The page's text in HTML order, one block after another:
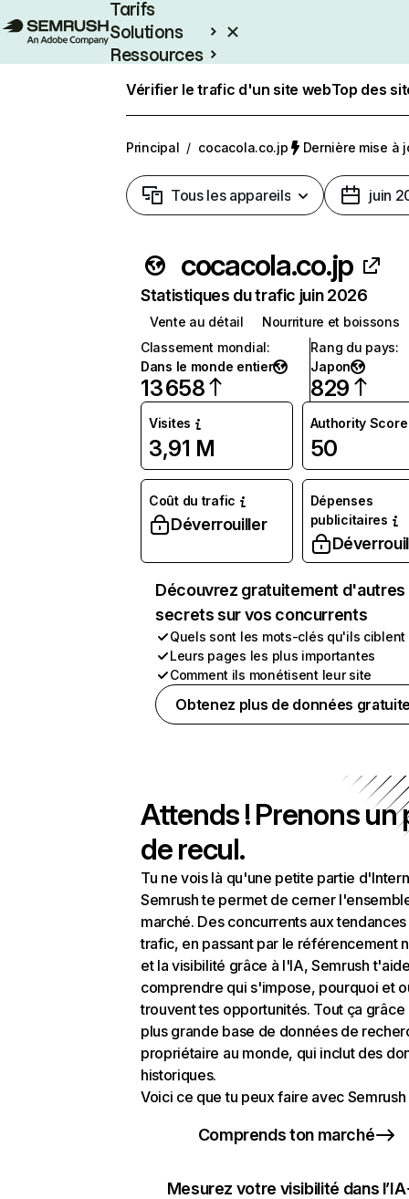
Tarifs
Solutions
Ressources
Vérifier le trafic d'un site webTop des
Principal / cocacola.co.jp Dernière mise à
Tous les appareils juin
cocacola.co.jp
Statistiques du trafic juin 2026
Vente au détail
Nourriture et boissons
Classement mondial:
Dans le monde entier
13 658
Rang du pays:
Japon
829
Visites
3,91 M
Authority Score
50
Coût du trafic
Déverrouiller
Dépenses
publicitaires
Découvrez gratuitement d'autres
secrets sur vos concurrents
Quels sont les mots-clés qu'ils ciblent
Leurs pages les plus importantes
Comment ils monétisent leur site
Obtenez plus de données
Attends ! Prenons un
de recul.
Tu ne vois là qu'une petite partie
Semrush te permet de cerner
marché. Des concurrents aux
trafic, en passant par le référencement
et la visibilité grâce à l'IA, Semrush
comprendre qui s'impose, pourquoi et
trouvent tes opportunités. Tout ça grâce
plus grande base de données de
propriétaire au monde, qui inclut des
historiques.
Voici ce que tu peux faire avec Semrush
Comprends ton marché
Mesurez votre visibilité dans l’IA